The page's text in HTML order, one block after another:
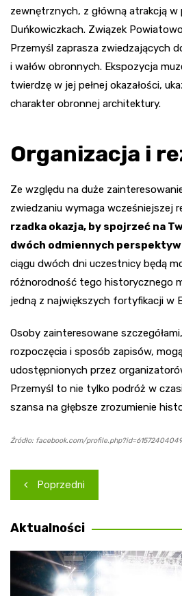
zewnętrznych, z główną atrakcją
Duńkowiczkach. Związek
Przemyśl zaprasza zwiedzających
i wałów obronnych. Ekspozycja
twierdzę w jej pełnej okazałości,
charakter obronnej architektury.
Organizacja i
Ze względu na duże
zwiedzaniu wymaga wcześniejszej
rzadka okazja, by spojrzeć na
dwóch odmiennych perspektyw
ciągu dwóch dni uczestnicy będą
różnorodność tego historycznego
jedną z największych fortyfikacji w
Osoby zainteresowane
rozpoczęcia i sposób zapisów,
udostępnionych przez
Przemyśl to nie tylko podróż w
szansa na głębsze zrozumienie
Źródło: facebook.com/
Nawigacja
wpisu
Poprzedni
Aktualności